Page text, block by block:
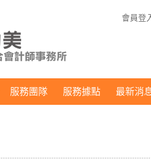
會員登
服務團隊 服務據點 最新消